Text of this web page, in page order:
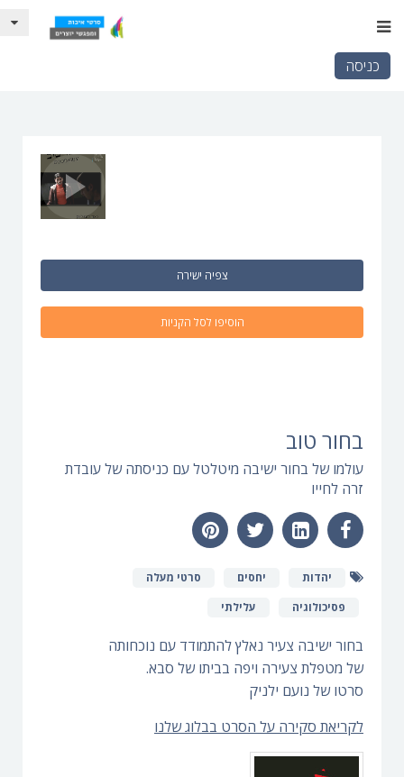
כניסה
צפיה ישירה
הוסיפו לסל הקניות
בחור טוב
עולמו של בחור ישיבה מיטלטל עם כניסתה של עובדת
זרה לחייו
יהדות יחסים
סרטי מעלה
פסיכולוגיה
עלילתי
בחור ישיבה צעיר נאלץ להתמודד עם נוכחותה
של מטפלת צעירה ויפה בביתו של סבא.
סרטו של נועם ילניק
לקריאת סקירה על הסרט בבלוג שלנו